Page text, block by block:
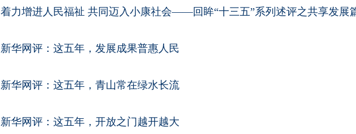
着力增进人民福祉 共同迈入小康社会——回眸“十三五”系列述评之共享发展
新华网评：这五年，发展成果普惠人民
新华网评：这五年，青山常在绿水长流
新华网评：这五年，开放之门越开越大